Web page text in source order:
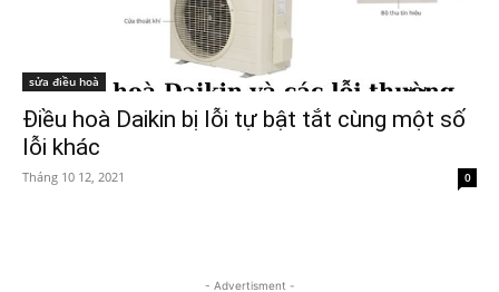
sửa điều hoà
Điều hoà Daikin bị lỗi tự bật tắt cùng một số
lỗi khác
Tháng 10 12, 2021 0
- Advertisment -